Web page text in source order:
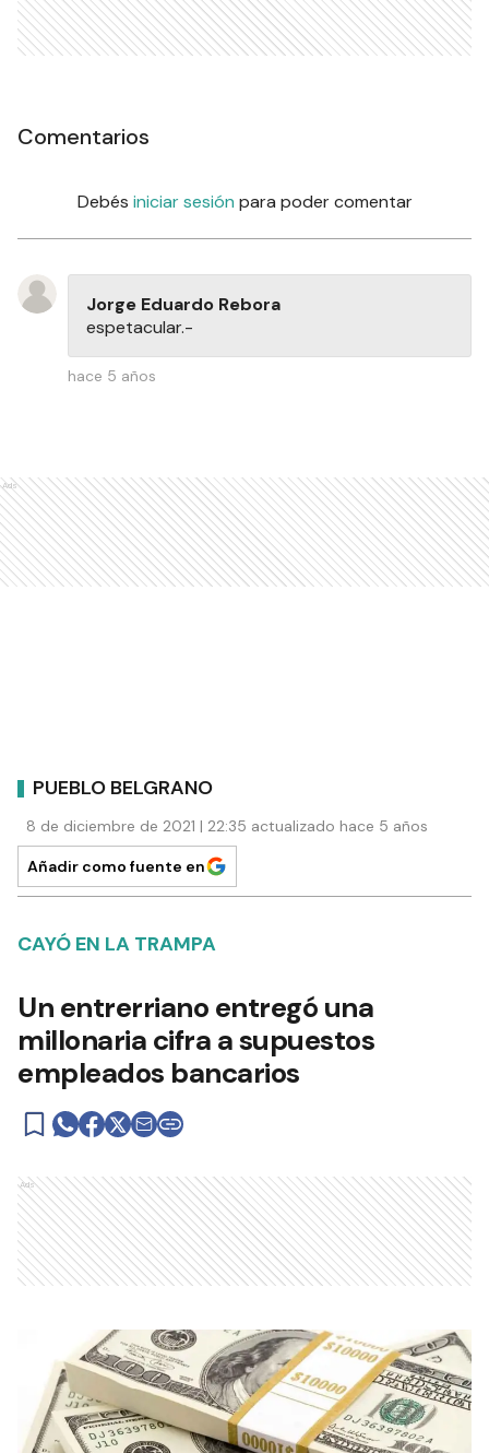
Comentarios
Debés iniciar sesión para poder comentar
Jorge Eduardo Rebora
espetacular.-
hace 5 años
Ads
PUEBLO BELGRANO
8 de diciembre de 2021 | 22:35 actualizado hace 5 años
Añadir como fuente en
CAYÓ EN LA TRAMPA
Un entrerriano entregó una
millonaria cifra a supuestos
empleados bancarios
Ads